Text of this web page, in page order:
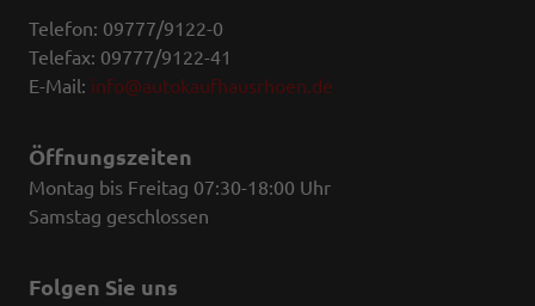
Telefon: 09777/9122-0
Telefax: 09777/9122-41
E-Mail: info@autokaufhausrhoen.de
Öffnungszeiten
Montag bis Freitag 07:30-18:00 Uhr
Samstag geschlossen
Folgen Sie uns